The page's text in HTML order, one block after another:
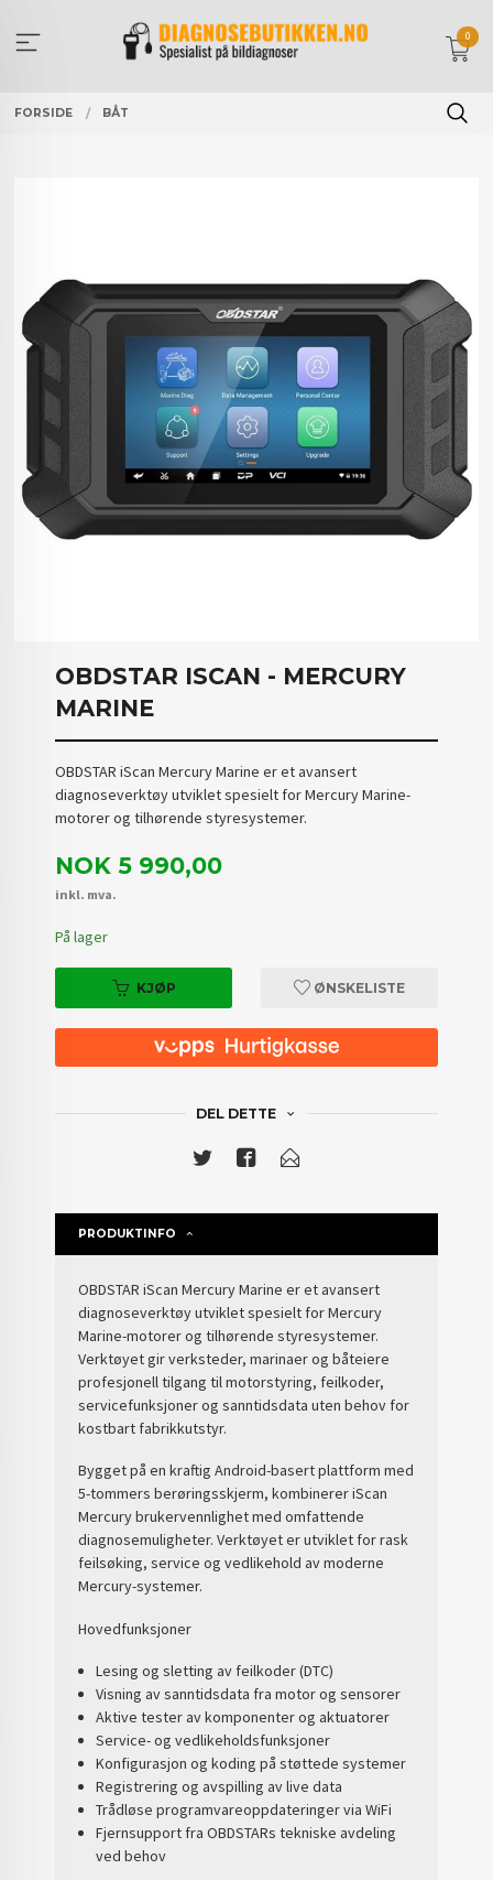
innholdet
0
FORSIDE BÅT
OBDSTAR ISCAN - MERCURY
MARINE
OBDSTAR iScan Mercury Marine er et avansert
diagnoseverktøy utviklet spesielt for Mercury Marine-
motorer og tilhørende styresystemer.
Pris
NOK 5 990,00
inkl. mva.
På lager
KJØP ØNSKELISTE
DEL DETTE
PRODUKTINFO
OBDSTAR iScan Mercury Marine er et avansert
diagnoseverktøy utviklet spesielt for Mercury
Marine-motorer og tilhørende styresystemer.
Verktøyet gir verksteder, marinaer og båteiere
profesjonell tilgang til motorstyring, feilkoder,
servicefunksjoner og sanntidsdata uten behov for
kostbart fabrikkutstyr.
Bygget på en kraftig Android-basert plattform med
5-tommers berøringsskjerm, kombinerer iScan
Mercury brukervennlighet med omfattende
diagnosemuligheter. Verktøyet er utviklet for rask
feilsøking, service og vedlikehold av moderne
Mercury-systemer.
Hovedfunksjoner
Lesing og sletting av feilkoder (DTC)
Visning av sanntidsdata fra motor og sensorer
Aktive tester av komponenter og aktuatorer
Service- og vedlikeholdsfunksjoner
Konfigurasjon og koding på støttede systemer
Registrering og avspilling av live data
Trådløse programvareoppdateringer via WiFi
Fjernsupport fra OBDSTARs tekniske avdeling
ved behov